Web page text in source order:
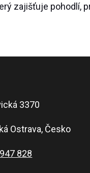
zajišťuje pohodlí,
3370
Ostrava, Česko
828